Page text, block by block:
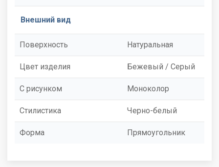
Внешний вид
Поверхность Натуральная
Цвет изделия Бежевый / Серый
С рисунком Моноколор
Стилистика Черно-белый
Форма Прямоугольник